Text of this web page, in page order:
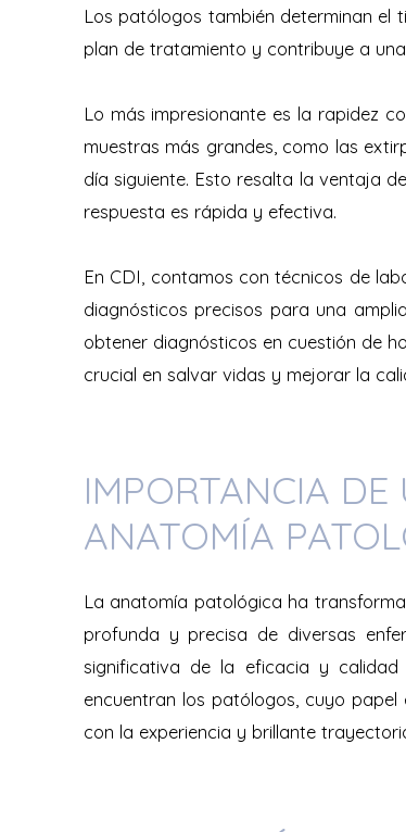
Los patólogos también determinan el
plan de tratamiento y contribuye a
Lo más impresionante es la rapidez
muestras más grandes, como las
día siguiente. Esto resalta la ventaja
respuesta es rápida y efectiva.
En CDI, contamos con técnicos de
diagnósticos precisos para una
obtener diagnósticos en cuestión de
crucial en salvar vidas y mejorar la
IMPORTANCIA
ANATOMÍA
La anatomía patológica ha
profunda y precisa de diversas
significativa de la eficacia y
encuentran los patólogos, cuyo
con la experiencia y brillante